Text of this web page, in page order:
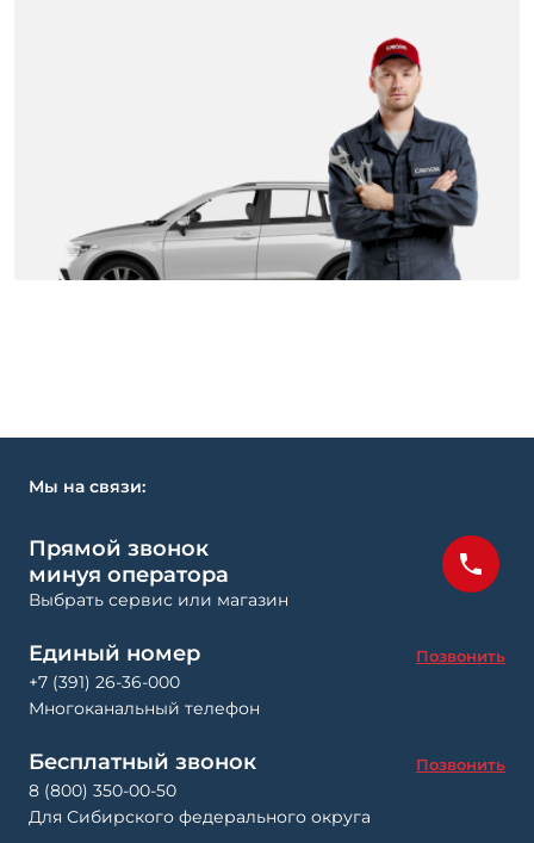
Мы на связи:
Прямой звонок
минуя оператора
Выбрать сервис или магазин
Единый номер Позвонить
+7 (391) 26-36-000
Многоканальный телефон
Бесплатный звонок Позвонить
8 (800) 350-00-50
Для Сибирского федерального округа